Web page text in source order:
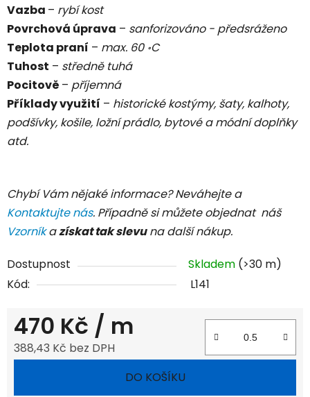
Vazba – rybí kost
Povrchová úprava – sanforizováno - předsráženo
Teplota praní – max. 60 ॰C
Tuhost – středně tuhá
Pocitově – příjemná
Příklady využití – historické kostýmy, šaty, kalhoty,
podšívky, košile, ložní prádlo, bytové a módní doplňky
atd.
Chybí Vám nějaké informace? Neváhejte a
Kontaktujte nás. Případně si můžete objednat náš
Vzorníkazískat tak slevuna další nákup.
Dostupnost Skladem (>30 m)
Kód:
L141
470 Kč / m
388,43 Kč bez DPH
DO KOŠÍKU